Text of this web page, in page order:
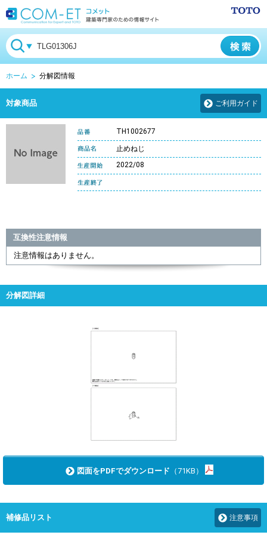
ホーム 分解図情報
対象商品 ご利用ガイド
TH1002677
止めねじ
2022/08
互換性注意情報
注意情報はありません。
分解図詳細
図面をPDFでダウンロード （71KB）
補修品リスト 注意事項